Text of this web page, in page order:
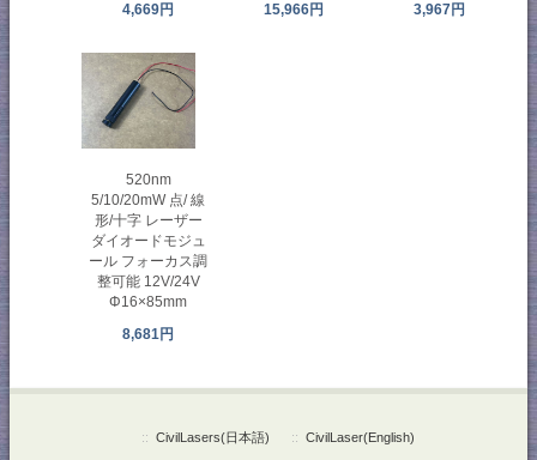
4,669円
15,966円
3,967円
520nm
5/10/20mW 点/ 線
形/十字 レーザー
ダイオードモジュ
ール フォーカス調
整可能 12V/24V
Φ16×85mm
8,681円
:: CivilLasers(日本語) :: CivilLaser(English)